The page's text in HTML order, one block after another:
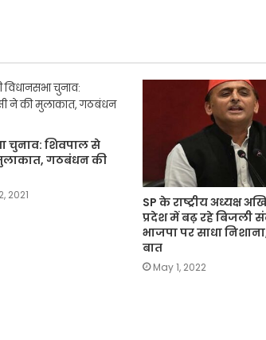
चुनाव: शिवपाल से
गठबंधन की
2021
SP के राष्ट्रीय अध्यक्ष
प्रदेश में बढ़ रहे बिजली
भाजपा पर साधा
बात
May 1, 2022